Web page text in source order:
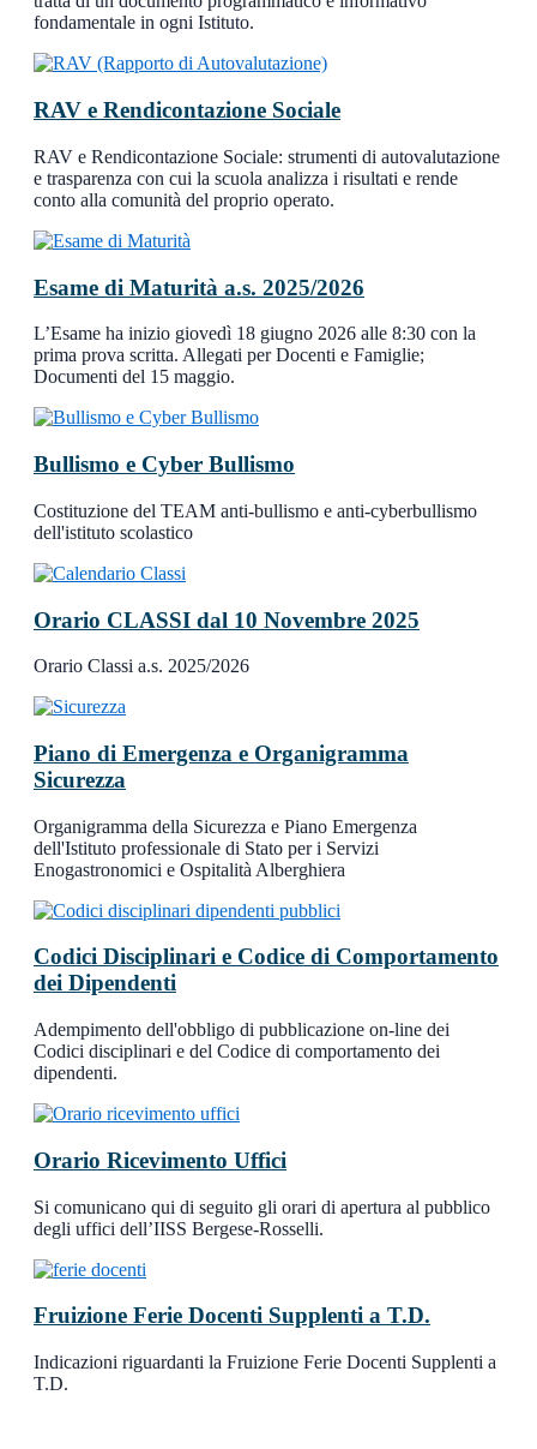
fondamentale in ogni Istituto.
RAV e Rendicontazione Sociale
RAV e Rendicontazione Sociale: strumenti di autovalutazione
e trasparenza con cui la scuola analizza i risultati e rende
conto alla comunità del proprio operato.
Esame di Maturità a.s. 2025/2026
L’Esame ha inizio giovedì 18 giugno 2026 alle 8:30 con la
prima prova scritta. Allegati per Docenti e Famiglie;
Documenti del 15 maggio.
Bullismo e Cyber Bullismo
Costituzione del TEAM anti-bullismo e anti-cyberbullismo
dell'istituto scolastico
Orario CLASSI dal 10 Novembre 2025
Orario Classi a.s. 2025/2026
Piano di Emergenza e Organigramma
Sicurezza
Organigramma della Sicurezza e Piano Emergenza
dell'Istituto professionale di Stato per i Servizi
Enogastronomici e Ospitalità Alberghiera
Codici Disciplinari e Codice di Comportamento
dei Dipendenti
Adempimento dell'obbligo di pubblicazione on-line dei
Codici disciplinari e del Codice di comportamento dei
dipendenti.
Orario Ricevimento Uffici
Si comunicano qui di seguito gli orari di apertura al pubblico
degli uffici dell’IISS Bergese-Rosselli.
Fruizione Ferie Docenti Supplenti a T.D.
Indicazioni riguardanti la Fruizione Ferie Docenti Supplenti a
T.D.